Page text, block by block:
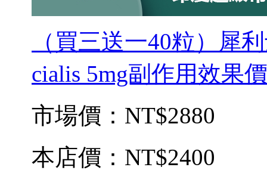
（買三送一40粒）犀
cialis 5mg副作用效果
市場價： NT$2880
本店價： NT$2400